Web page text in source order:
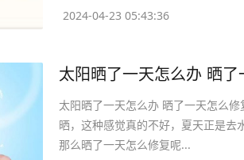
2024-04-23 05:43:36
太阳晒了一天怎么办 晒了
太阳晒了一天怎么办 晒了一天怎么
晒，这种感觉真的不好，夏天正是去
那么晒了一天怎么修复呢...